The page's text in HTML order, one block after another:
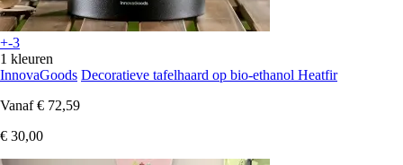
+-3
1 kleuren
InnovaGoods Decoratieve tafelhaard op bio-ethanol Heatfir
Vanaf € 72,59
€ 30,00